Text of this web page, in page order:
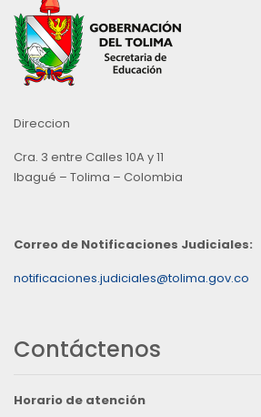
Direccion
Cra. 3 entre Calles 10A y 11
Ibagué – Tolima – Colombia
Correo de Notificaciones Judiciales:
notificaciones.judiciales@tolima.gov.co
Contáctenos
Horario de atención